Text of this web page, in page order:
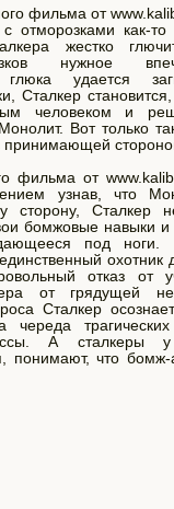
фильма от
отморозками как-
жестко
нужное
глюка удается
Сталкер
человеком и
Вот только
принимающей
фильма от
узнав, что
сторону, Сталкер
бомжовые навыки и
под ноги.
охотник
отказ от
от грядущей
Сталкер
А сталкеры у
понимают, что бомж-